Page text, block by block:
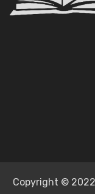
Copyright ©